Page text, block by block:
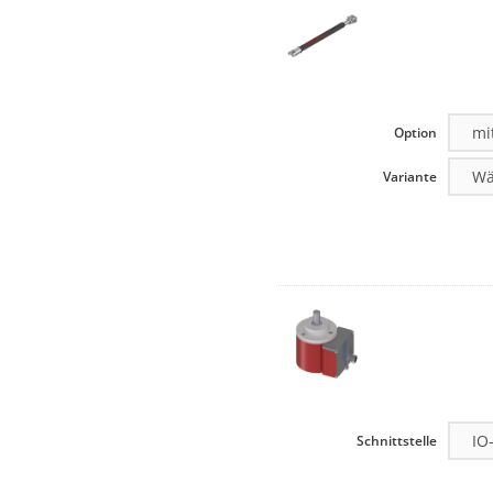
Option
Variante
Schnittstelle